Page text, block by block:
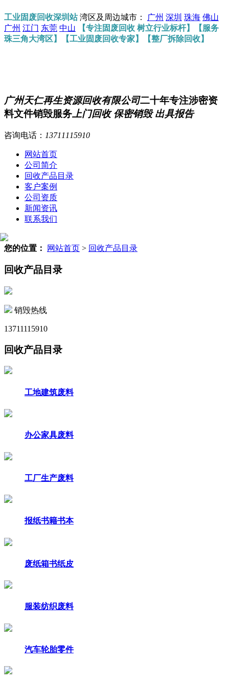
工业固废回收深圳站湾区及周边城市： 广州 深圳 珠海 佛山
广州 江门 东莞 中山
【专注固废回收 树立行业标杆】【服务
珠三角大湾区】【工业固废回收专家】【整厂拆除回收】
广州天仁再生资源回收有限公司二十年专注涉密资
料文件销毁服务 上门回收 保密销毁 出具报告
咨询电话： 13711115910
网站首页
公司简介
回收产品目录
客户案例
公司资质
新闻资讯
联系我们
您的位置： 网站首页 > 回收产品目录
回收产品目录
销毁热线
13711115910
回收产品目录
工地建筑废料
办公家具废料
工厂生产废料
报纸书籍书本
废纸箱书纸皮
服装纺织废料
汽车轮胎零件